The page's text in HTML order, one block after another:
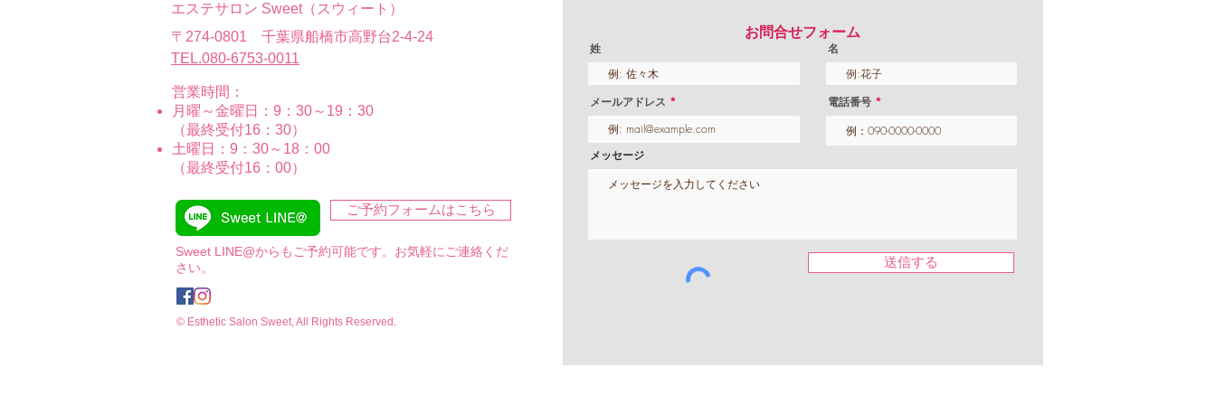
エステサロン Sweet（スウィート）
〒274-0801 千葉県船橋市高野台2-4-24
TEL.080-6753-0011
営業時間：
月曜～金曜日：9：30～19：30
（最終受付16：30）
土曜日：9：30～18：00
（最終受付16：00）
ご予約フォームはこちら
Sweet LINE@からもご予約可能です。お気軽にご連絡くだ
さい。
© Esthetic Salon Sweet, All Rights Reserved.
お問合せフォーム
姓
メールアドレス
名
電話番号
メッセージ
送信する